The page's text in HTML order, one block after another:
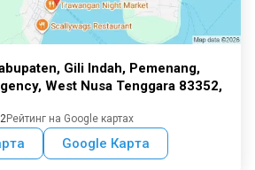
Gili Indah, Pemenang,
West Nusa Tenggara 83352,
Рейтинг на Google картах
Google Карта